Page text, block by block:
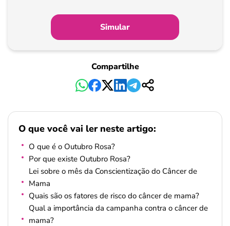
Simular
Compartilhe
O que você vai ler neste artigo:
O que é o Outubro Rosa?
Por que existe Outubro Rosa?
Lei sobre o mês da Conscientização do Câncer de
Mama
Quais são os fatores de risco do câncer de mama?
Qual a importância da campanha contra o câncer de
mama?